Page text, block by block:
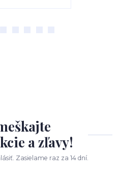
a zľavy!
Zasielame raz za 14 dní.